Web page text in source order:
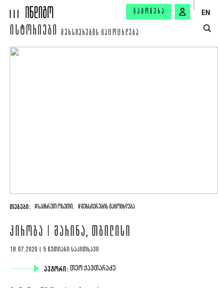
ᲒᲐᲛᲝᲬᲔᲠᲐ EN
ᲘᲡᲢᲝᲠᲘᲔᲑᲘ ᲛᲔᲮᲡᲘᲔᲠᲔᲑᲘᲡ ᲒᲐᲪᲝᲪᲮᲚᲔᲑᲐ
ᲗᲔᲒᲔᲑᲘ: #ᲡᲐᲛᲮᲠᲔᲗ ᲝᲡᲔᲗᲘ, #ᲛᲔᲮᲡᲘᲔᲠᲔᲑᲘᲡ ᲒᲐᲪᲝᲪᲮᲚᲔᲑᲐ
ᲞᲘᲠᲝᲑᲐ | ᲛᲐᲠᲘᲜᲐ, ᲗᲑᲘᲚᲘᲡᲘ
18.07.2020 | 5 ᲬᲣᲗᲘᲐᲜᲘ ᲡᲐᲙᲘᲗᲮᲐᲕᲘ
ᲐᲕᲢᲝᲠᲘ: ᲗᲔᲝ ᲥᲐᲕᲗᲐᲠᲐᲫᲔ